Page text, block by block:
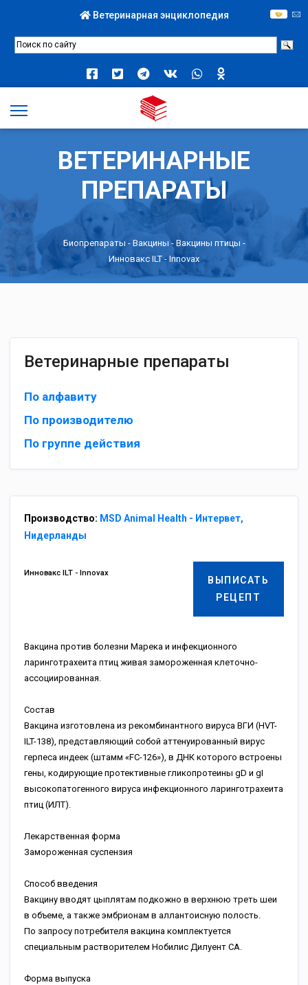
Ветеринарная энциклопедия
ВЕТЕРИНАРНЫЕ
ПРЕПАРАТЫ
Биопрепараты - Вакцины - Вакцины птицы -
Инновакс ILT - Innovax
Ветеринарные препараты
По алфавиту
По производителю
По группе действия
Производство: MSD Animal Health - Интервет,
Нидерланды
ВЫПИСАТЬ
РЕЦЕПТ
Инновакс ILT - Innovax
Вакцина против болезни Марека и инфекционного
ларинготрахеита птиц живая замороженная клеточно-
ассоциированная.
Состав
Вакцина изготовлена из рекомбинантного вируса ВГИ (HVT-
ILT-138), представляющий собой аттенуированный вирус
герпеса индеек (штамм «FC-126»), в ДНК которого встроены
гены, кодирующие протективные гликопротеины gD и gI
высокопатогенного вируса инфекционного ларинготрахеита
птиц (ИЛТ).
Лекарственная форма
Замороженная суспензия
Способ введения
Вакцину вводят цыплятам подкожно в верхнюю треть шеи
в объеме, а также эмбрионам в аллантоисную полость.
По запросу потребителя вакцина комплектуется
специальным растворителем Нобилис Дилуент СА.
Форма выпуска